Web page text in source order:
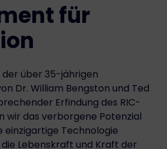
für
über 35-jährigen
Dr. William Bengston und Ted
Erfindung des RIC-
wir das verborgene Potenzial
einzigartige Technologie
Lebenskraft und Kraft der